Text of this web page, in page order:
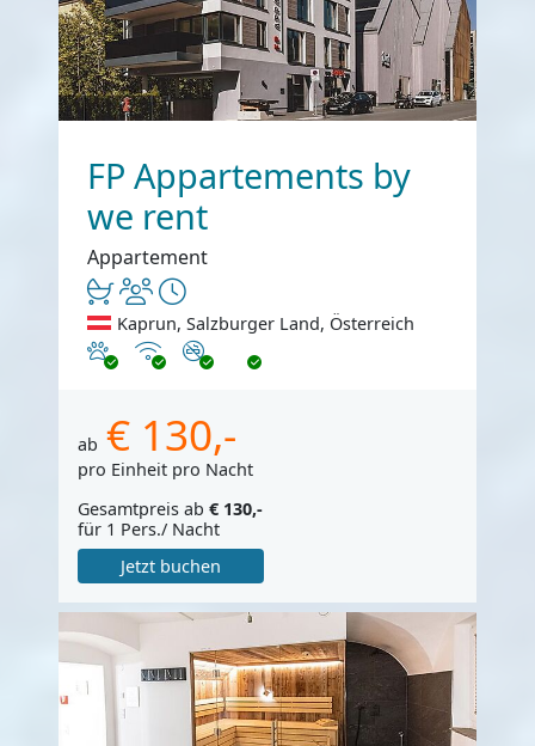
FP Appartements by
we rent
Appartement
Kaprun, Salzburger Land, Österreich
Haustiere erlaubt
InternetNichtraucher
ab € 130,-
pro Einheit pro Nacht
Gesamtpreis ab € 130,-
für 1 Pers./ Nacht
Jetzt buchen